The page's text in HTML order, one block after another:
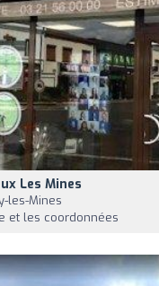
Les Mines
les-Mines
et les coordonnées